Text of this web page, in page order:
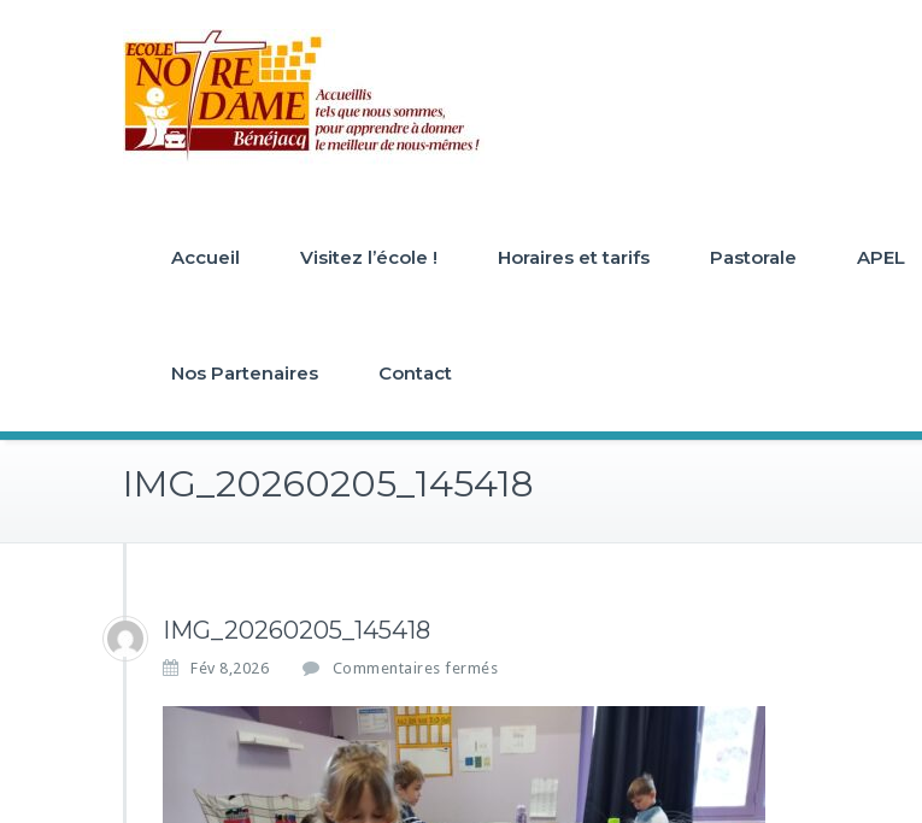
Accueil Visitez l’école ! Horaires et tarifs Pastorale APEL
Nos Partenaires Contact
IMG_20260205_145418
IMG_20260205_145418
Fév 8,2026 Commentaires fermés